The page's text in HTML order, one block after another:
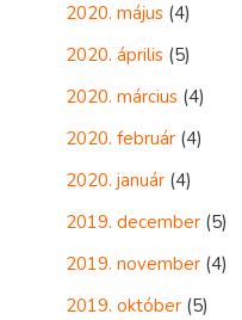
2020. május (4)
2020. április (5)
2020. március (4)
2020. február (4)
2020. január (4)
2019. december (5)
2019. november (4)
2019. október (5)